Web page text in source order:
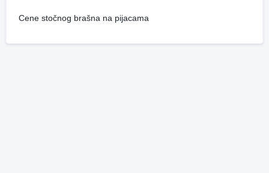
Cene stočnog brašna na pijacama